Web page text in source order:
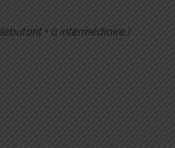
+ à intermédiaire )